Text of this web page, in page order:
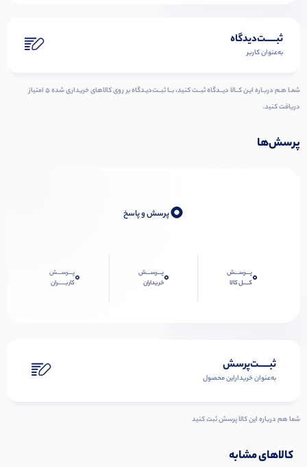
ثبـــــت‌دیدگاه
به‌عنوان کاربر
شمـا هـم دربـاره ایـن کــالا دیــدگاه ثبــت کنید، بــا ثبــت‌دیـدگاه بر روی کالاهای خریداری شده ۵ امتیاز
دریافت کنید.
پرسش‌ها
0پرسش و پاسخ
0پـــرســـش
کــــل کالا
0پـــرســـش
خریداران
0پـــرســـش
کاربـــــران
ثبـــــت‌پرسش
به‌عنوان ‌خریدار‌این‌ محصول
شما هم درباره این کالا پرسش ثبت کنید
کالاهای مشابه